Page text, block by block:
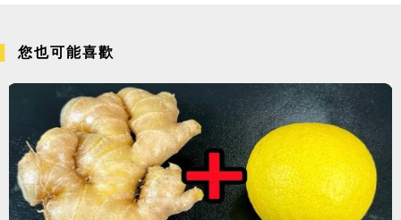
您也可能喜歡